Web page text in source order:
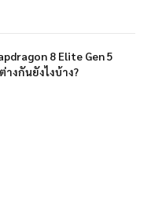
8 Elite Gen 5
งกันยังไงบ้าง?